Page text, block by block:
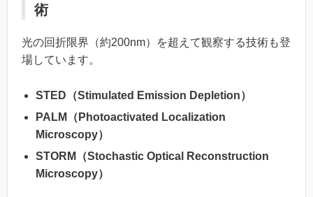
術
光の回折限界（約200nm）を超えて観察する技術も登
場しています。
STED（Stimulated Emission Depletion）
PALM（Photoactivated Localization
Microscopy）
STORM（Stochastic Optical Reconstruction
Microscopy）